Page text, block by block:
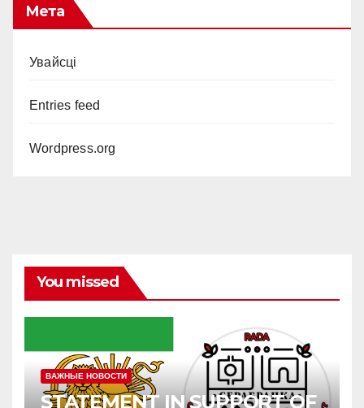
Мета
Увайсці
Entries feed
Wordpress.org
You missed
ВАЖНЫЕ НОВОСТИ
STATEMENT IN SUPPORT OF